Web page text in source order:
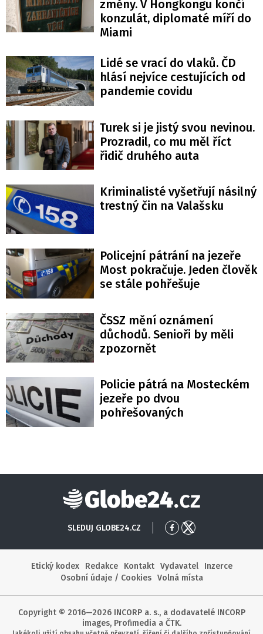
změny. V Hongkongu končí
konzulát, diplomaté míří do
Miami
Lidé se vrací do vlaků. ČD
hlásí nejvíce cestujících od
pandemie covidu
Turek si je jistý svou nevinou.
Prozradil, co mu měl říct
řidič druhého auta
Kriminalisté vyšetřují násilný
trestný čin na Valašsku
Policejní pátrání na jezeře
Most pokračuje. Jeden člověk
se stále pohřešuje
ČSSZ mění oznámení
důchodů. Senioři by měli
zpozornět
Policie pátrá na Mosteckém
jezeře po dvou
pohřešovaných
Globe24
SLEDUJ GLOBE24.CZ
PřejítPřejít
Etický kodex
Redakce Kontakt Vydavatel
Inzerce
Osobní údaje / Cookies
Volná místa
Copyright © 2016—2026 INCORP a. s., a dodavatelé INCORP
images, Profimedia a ČTK.